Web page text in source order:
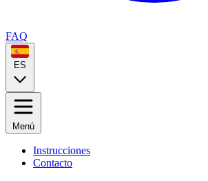
FAQ
ES
Menú
Instrucciones
Contacto